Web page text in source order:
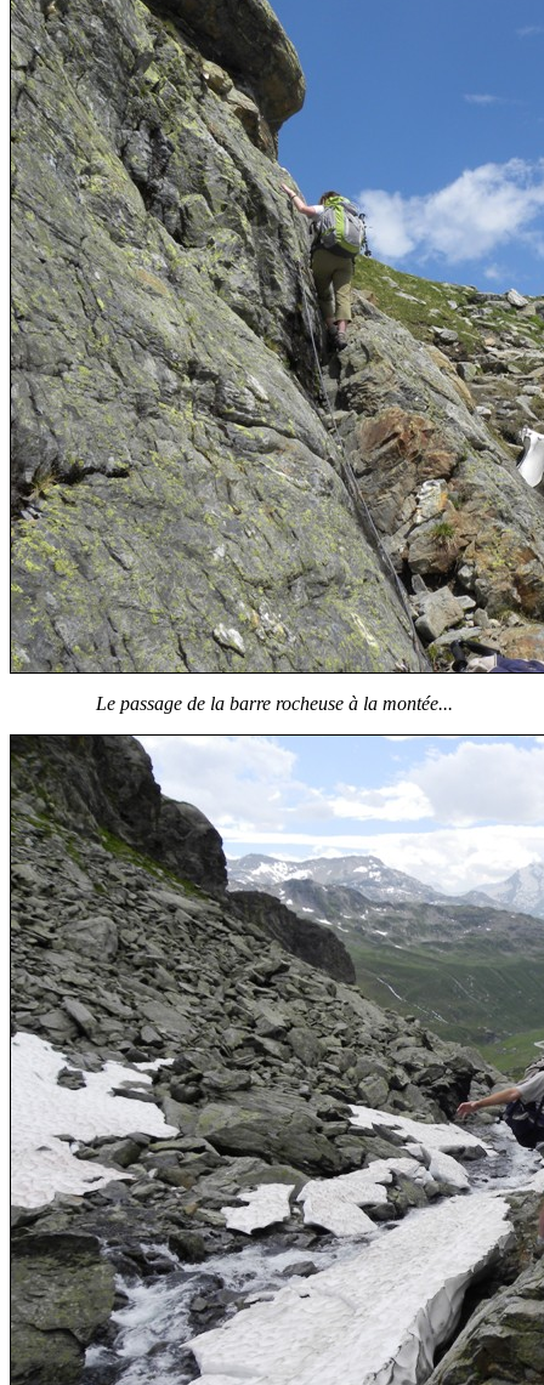
Le passage de la barre rocheuse à la montée...